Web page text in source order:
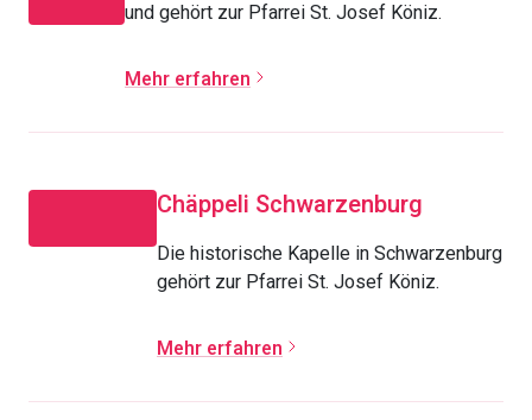
und gehört zur Pfarrei St. Josef Köniz.
Mehr erfahren
Chäppeli Schwarzenburg
Die historische Kapelle in Schwarzenburg
gehört zur Pfarrei St. Josef Köniz.
Mehr erfahren